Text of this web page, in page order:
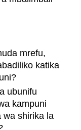
mrefu,
katika
ubunifu
kampuni
wa shirika la